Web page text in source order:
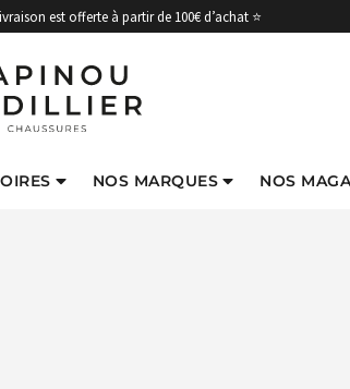
est offerte à partir de 100€ d’achat ⭐
NOS MARQUES NOS